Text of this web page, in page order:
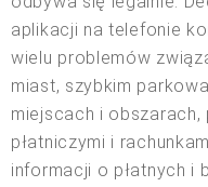
aplikacji na telefonie
wielu problemów
miast, szybkim
miejscach i obszarach,
płatniczymi i
informacji o płatnych i